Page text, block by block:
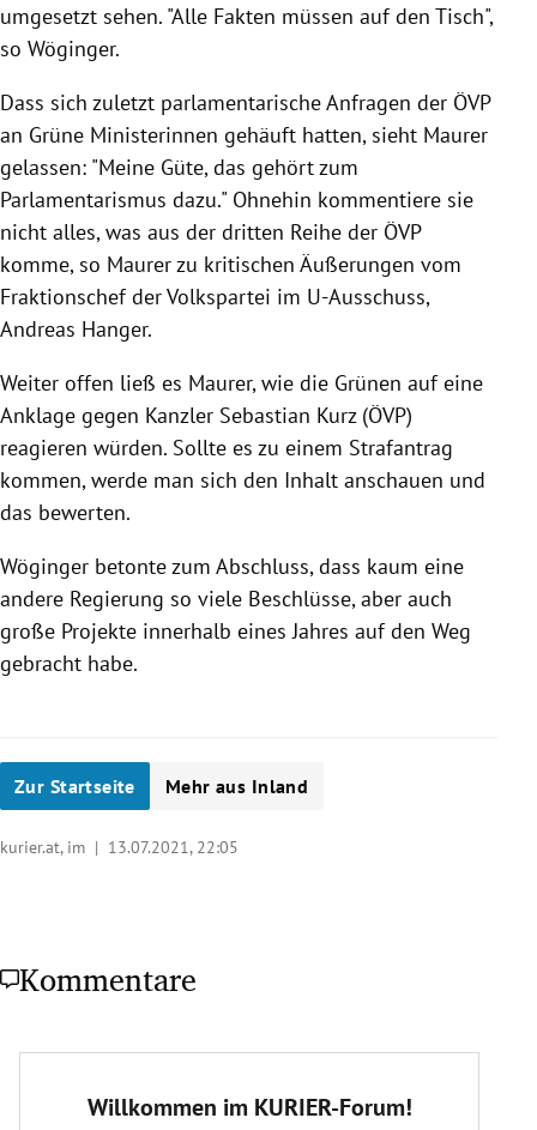
umgesetzt sehen. "Alle Fakten müssen auf den Tisch",
so Wöginger.
Dass sich zuletzt parlamentarische Anfragen der ÖVP
an Grüne Ministerinnen gehäuft hatten, sieht Maurer
gelassen: "Meine Güte, das gehört zum
Parlamentarismus dazu." Ohnehin kommentiere sie
nicht alles, was aus der dritten Reihe der ÖVP
komme, so Maurer zu kritischen Äußerungen vom
Fraktionschef der Volkspartei im U-Ausschuss,
Andreas Hanger.
Weiter offen ließ es Maurer, wie die Grünen auf eine
Anklage gegen Kanzler Sebastian Kurz (ÖVP)
reagieren würden. Sollte es zu einem Strafantrag
kommen, werde man sich den Inhalt anschauen und
das bewerten.
Wöginger betonte zum Abschluss, dass kaum eine
andere Regierung so viele Beschlüsse, aber auch
große Projekte innerhalb eines Jahres auf den Weg
gebracht habe.
Zur Startseite Mehr aus Inland
kurier.at, im | 13.07.2021, 22:05
Kommentare